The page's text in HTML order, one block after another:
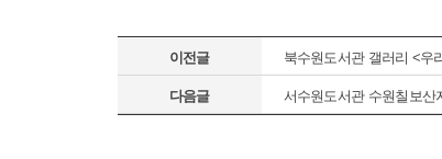
이전글 북수원도서관 갤러리 <우
다음글 서수원도서관 수원칠보산